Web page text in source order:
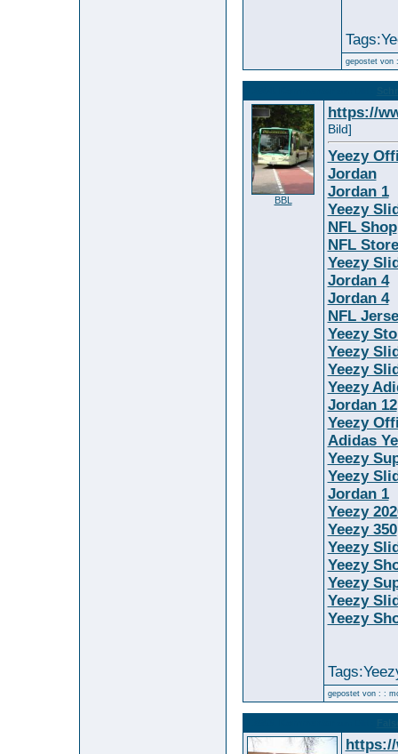
gepostet von
BBL
https://
Bild]
Yeezy
Jordan
Jordan 1
Yeezy
NFL Shop
NFL Store
Yeezy
Jordan 4
Jordan 4
NFL
Yeezy
Yeezy
Yeezy
Yeezy
Jordan 12
Yeezy
Adidas
Yeezy
Yeezy
Jordan 1
Yeezy
Yeezy 350
Yeezy
Yeezy
Yeezy
Yeezy
Yeezy
gepostet von : :